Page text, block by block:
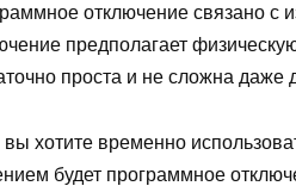
отключение связано с
предполагает
проста и не сложна
вы хотите временно
будет программное